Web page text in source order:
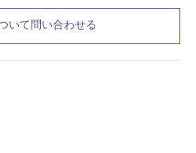
いて問い合わせる